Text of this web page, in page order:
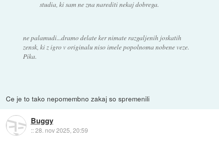
studia, ki sam ne zna narediti nekaj dobrega.
ne palamudi...dramo delate ker nimate razgaljenih joskatih
zensk, ki z igro v originalu niso imele popolnoma nobene veze.
Pika.
Ce je to tako nepomembno zakaj so spremenili
Buggy
::28. nov 2025, 20:59